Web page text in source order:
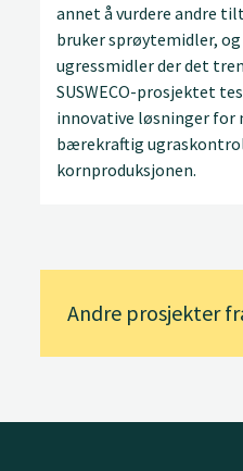
annet å vurdere andre
bruker sprøytemidler,
ugressmidler der det
SUSWECO-prosjektet
innovative løsninger for
bærekraftig
kornproduksjonen.
Andre prosjekter